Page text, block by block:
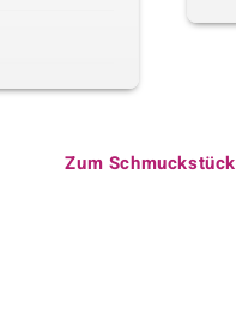
Zum Schmuckstück